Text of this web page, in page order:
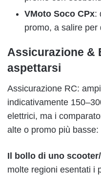
VMoto Soco CPx:
promo, a salire per
Assicurazione &
aspettarsi
Assicurazione RC:
indicativamente
elettrici, ma i
alte o promo più
Il bollo di uno
molte regioni esentati i